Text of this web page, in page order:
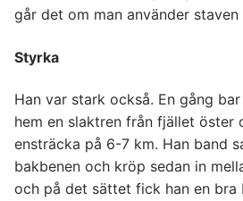
går det om man använder staven
Styrka
Han var stark också. En gång bar
hem en slaktren från fjället öster
ensträcka på 6-7 km. Han band
bakbenen och kröp sedan in
och på det sättet fick han en bra